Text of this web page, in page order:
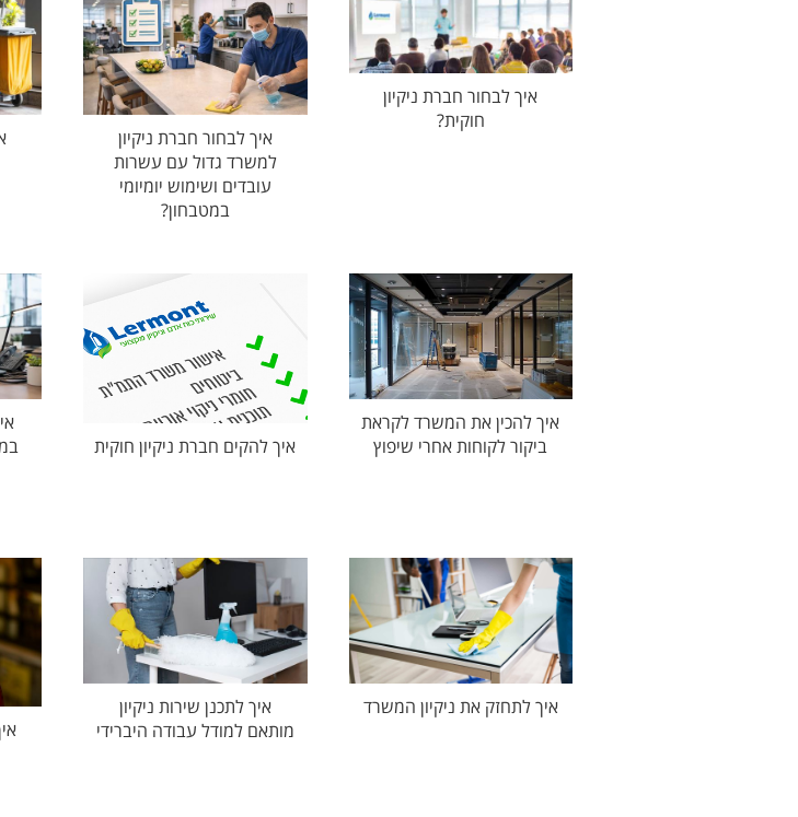
איך לבחור חברת ניקיון
חוקית?
איך לבחור חברת ניקיון
למשרד גדול עם עשרות
עובדים ושימוש יומיומי
במטבחון?
איך להכין את המשרד לקראת
ביקור לקוחות אחרי שיפוץ
איך להקים חברת ניקיון חוקית
איך לתחזק את ניקיון המשרד
איך לתכנן שירות ניקיון
מותאם למודל עבודה היברידי